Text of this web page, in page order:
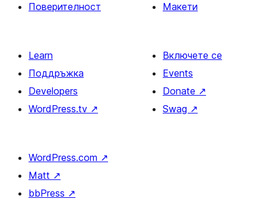
Поверителност
Макети
Learn
Поддръжка
Developers
WordPress.tv ↗
Включете се
Events
Donate ↗
Swag ↗
WordPress.com ↗
Matt ↗
bbPress ↗